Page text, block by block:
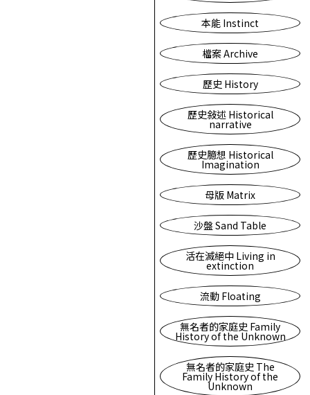
本能 Instinct
檔案 Archive
歷史 History
歷史敍述 Historical
narrative
歷史臆想 Historical
Imagination
母版 Matrix
沙盤 Sand Table
活在滅絕中 Living in
extinction
流動 Floating
無名者的家庭史 Family
History of the Unknown
無名者的家庭史 The
Family History of the
Unknown